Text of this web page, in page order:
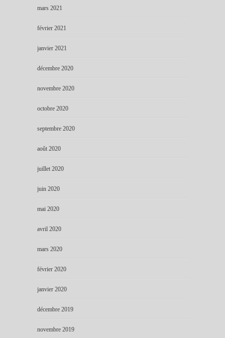
mars 2021
février 2021
janvier 2021
décembre 2020
novembre 2020
octobre 2020
septembre 2020
août 2020
juillet 2020
juin 2020
mai 2020
avril 2020
mars 2020
février 2020
janvier 2020
décembre 2019
novembre 2019